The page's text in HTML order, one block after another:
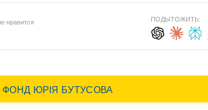
нравится ПОДЫТОЖИТЬ: